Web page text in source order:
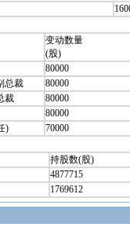
变动数量
(股)
80000
总裁
80000
裁
80000
80000
) 70000
持股数(股)
4877715
1769612